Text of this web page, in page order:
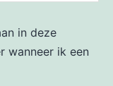
in deze
wanneer ik een